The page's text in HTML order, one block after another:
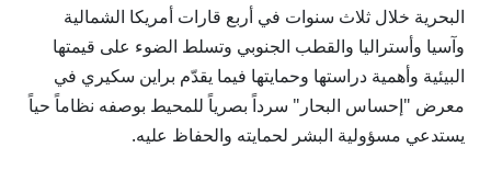
البحرية خلال ثلاث سنوات في أربع قارات أمريكا الشمالية
وآسيا وأستراليا والقطب الجنوبي وتسلط الضوء على قيمتها
البيئية وأهمية دراستها وحمايتها فيما يقدّم براين سكيري في
معرض "إحساس البحار" سرداً بصرياً للمحيط بوصفه نظاماً حياً
يستدعي مسؤولية البشر لحمايته والحفاظ عليه.